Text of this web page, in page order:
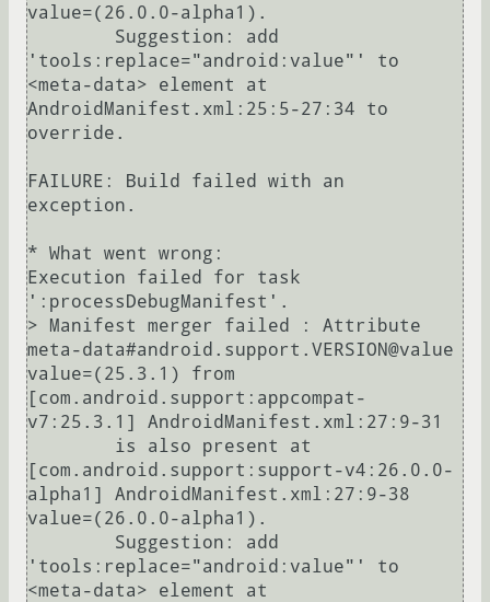
value=(26.0.0-alpha1).
'tools:replace="android:value"' to
<meta-data> element at
AndroidManifest.xml:25:5-27:34 to
override.
FAILURE: Build failed with an
exception.
* What went wrong:
Execution failed for task
':processDebugManifest'.
> Manifest merger failed : Attribute
meta-data#android.support.VERSION@value
value=(25.3.1) from
[com.android.support:appcompat-
v7:25.3.1] AndroidManifest.xml:27:9-31
[com.android.support:support-v4:26.0.0-
alpha1] AndroidManifest.xml:27:9-38
value=(26.0.0-alpha1).
'tools:replace="android:value"' to
<meta-data> element at